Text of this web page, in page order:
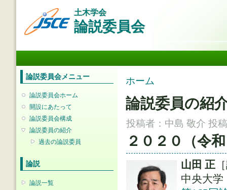
動
土木学会
論説委員会
論説委員会メニュー
論説委員会ホーム
開設にあたって
論説委員会構成
論説委員の紹介
過去の論説委員
論説
論説一覧
現在地
ホーム
論説委員の紹
投稿者： 中島 敬介 投
２０２０（令
山田 正
中央大学